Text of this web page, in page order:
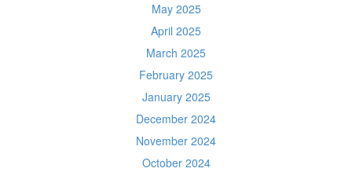
May 2025
April 2025
March 2025
February 2025
January 2025
December 2024
November 2024
October 2024